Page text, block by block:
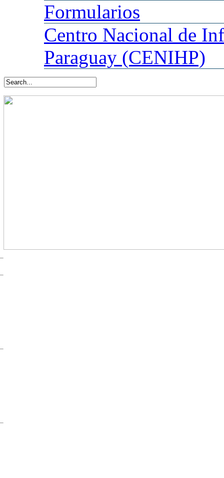
Formularios
Centro Nacional de
Paraguay (CENIHP)